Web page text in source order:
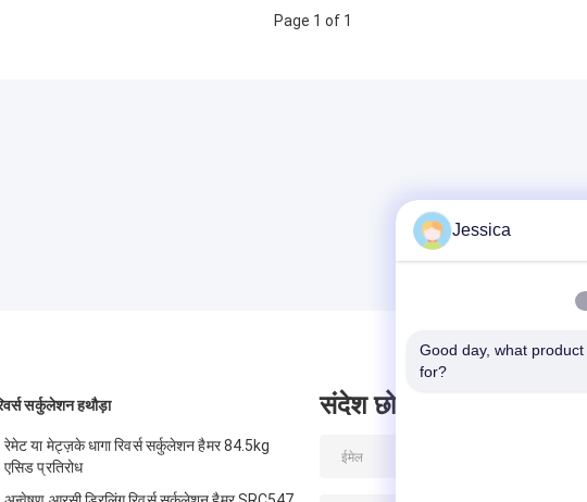
Page 1 of 1
सर्कुलेशन हथौड़ा
रेमेट या मेट्ज़के धागा रिवर्स सर्कुलेशन हैमर 84.5kg
एसिड प्रतिरोध
संदेश छोड़ दो
Jessica
Good day, what
for?